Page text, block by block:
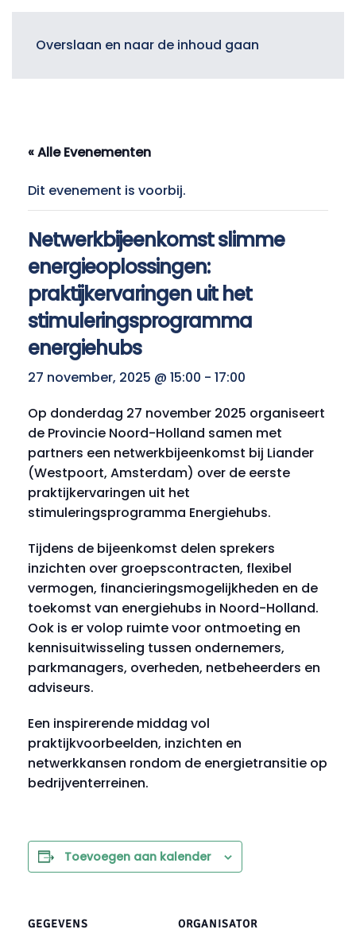
Overslaan en naar de inhoud gaan
« Alle Evenementen
Dit evenement is voorbij.
Netwerkbijeenkomst slimme
energieoplossingen:
praktijkervaringen uit het
stimuleringsprogramma
energiehubs
27 november, 2025 @ 15:00 - 17:00
Op donderdag 27 november 2025 organiseert
de Provincie Noord-Holland samen met
partners een netwerkbijeenkomst bij Liander
(Westpoort, Amsterdam) over de eerste
praktijkervaringen uit het
stimuleringsprogramma Energiehubs.
Tijdens de bijeenkomst delen sprekers
inzichten over groepscontracten, flexibel
vermogen, financieringsmogelijkheden en de
toekomst van energiehubs in Noord-Holland.
Ook is er volop ruimte voor ontmoeting en
kennisuitwisseling tussen ondernemers,
parkmanagers, overheden, netbeheerders en
adviseurs.
Een inspirerende middag vol
praktijkvoorbeelden, inzichten en
netwerkkansen rondom de energietransitie op
bedrijventerreinen.
Toevoegen aan kalender
GEGEVENS ORGANISATOR